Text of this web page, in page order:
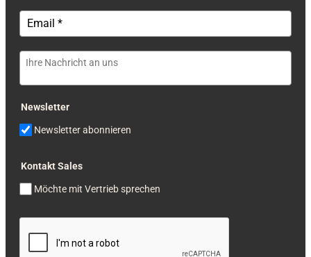
Newsletter
Newsletter abonnieren
Kontakt Sales
Möchte mit Vertrieb sprechen